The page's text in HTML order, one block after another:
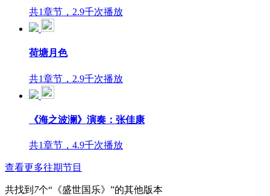
共1章节，2.9千次播放
荷塘月色
共1章节，2.9千次播放
《海之波澜》演奏：张佳康
共1章节，4.9千次播放
查看更多往期节目
共找到 7个“《盛世国乐》”的其他版本